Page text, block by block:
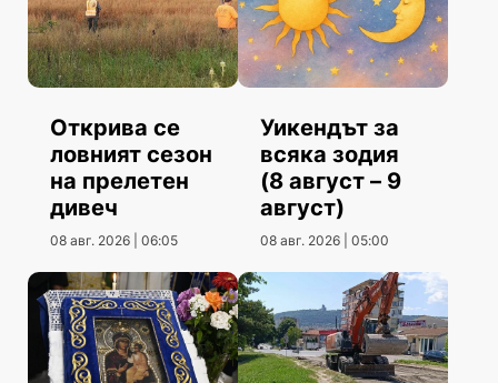
Открива се
ловният сезон
на прелетен
дивеч
08 авг. 2026 | 06:05
Уикендът за
всяка зодия
(8 август – 9
август)
08 авг. 2026 | 05:00